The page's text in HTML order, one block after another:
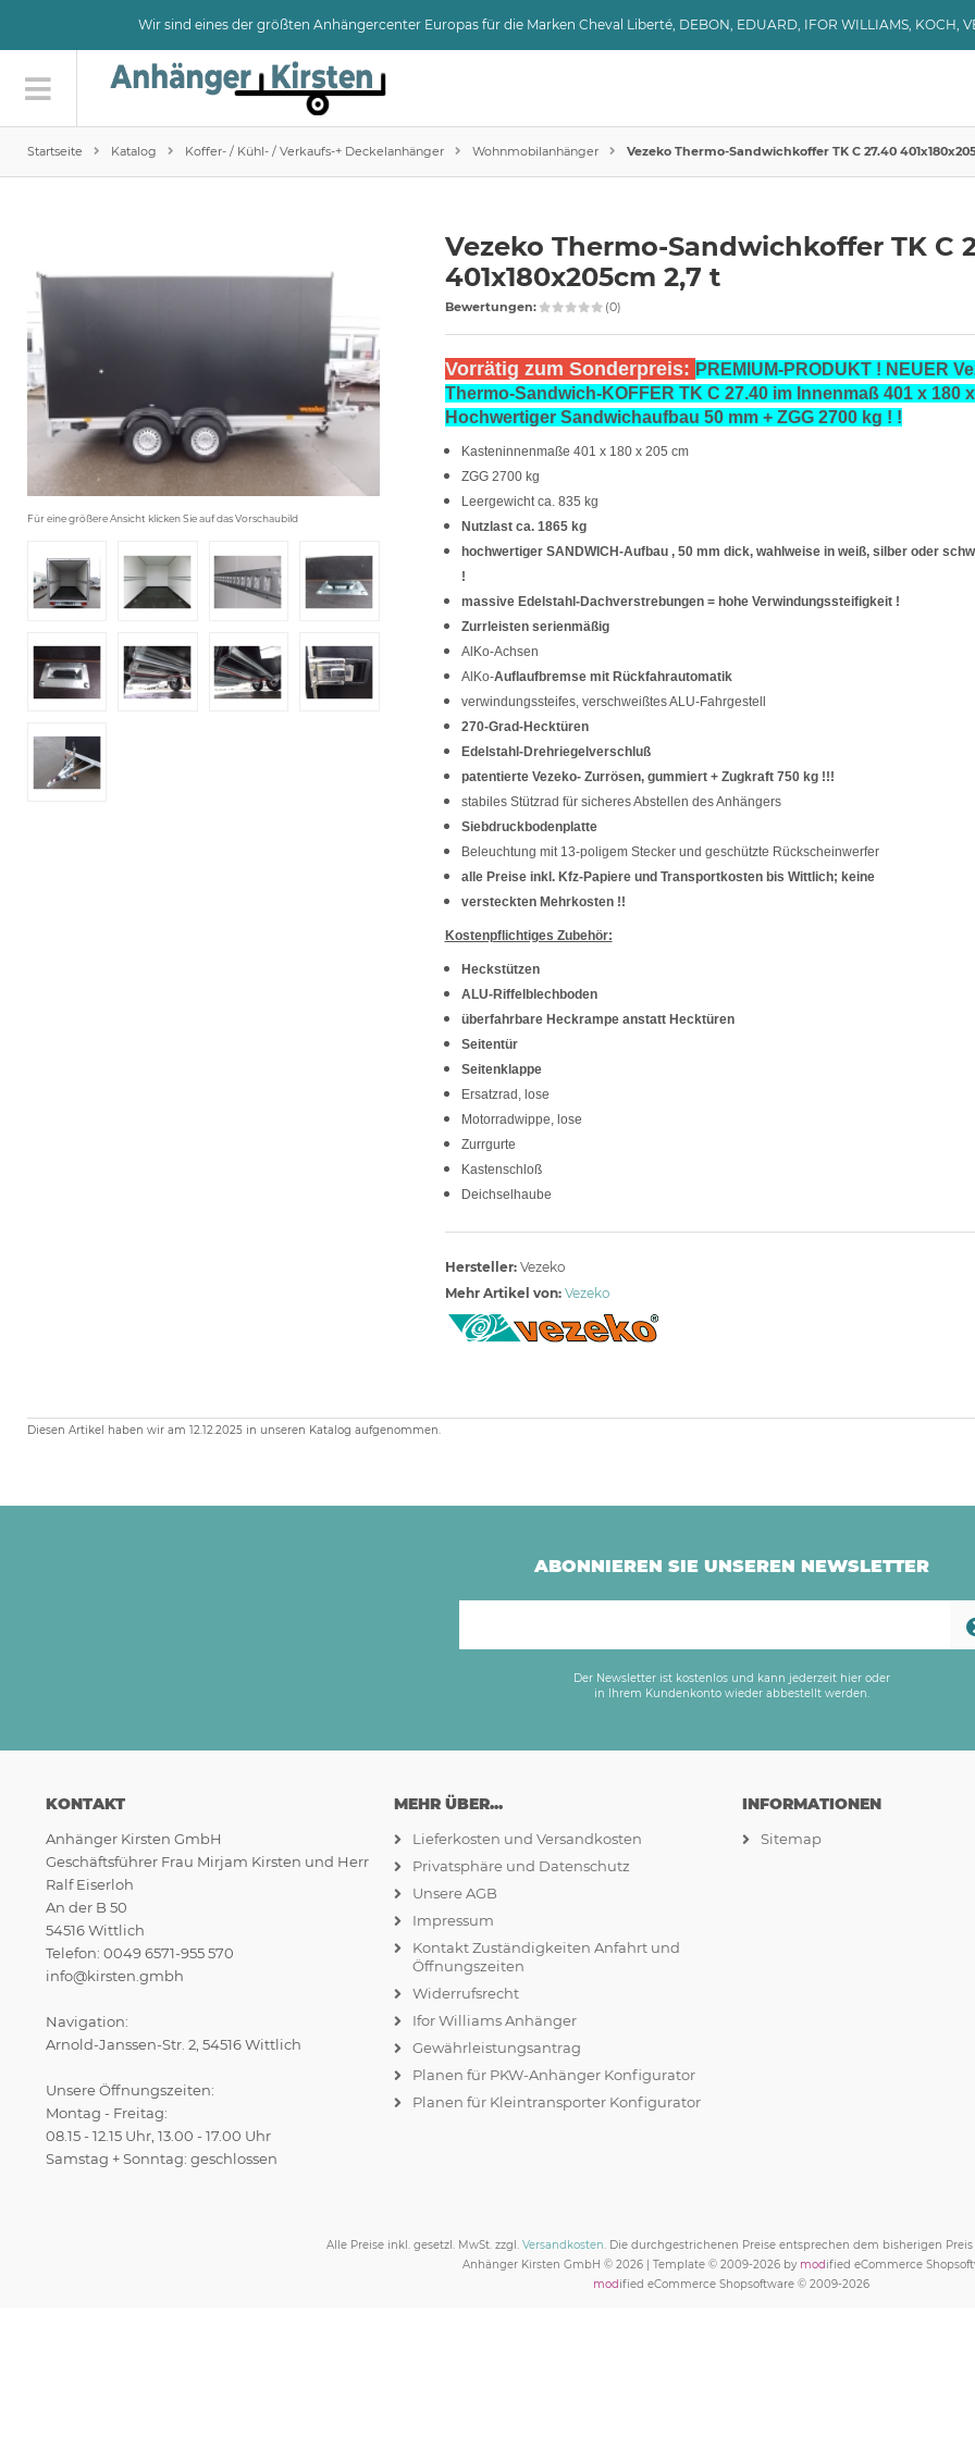
Wir sind eines der größten Anhängercenter Europas für die Marken Cheval Liberté, DEBON, EDUARD, IFOR WILLIAMS, KOCH,
Startseite Katalog Koffer- / Kühl- / Verkaufs-+ Deckelanhänger Wohnmobilanhänger Vezeko Thermo-Sandwichkoffer TK C 27.40
Für eine größere Ansicht klicken Sie auf das Vorschaubild
Vezeko Thermo-Sandwichkoffer TK C
401x180x205cm 2,7 t
Bewertungen: (0)
Vorrätig zum Sonderpreis: PREMIUM-PRODUKT ! NEUER
Thermo-Sandwich-KOFFER TK C 27.40 im Innenmaß 401 x 180
Hochwertiger Sandwichaufbau 50 mm + ZGG 2700 kg ! !
Kasteninnenmaße 401 x 180 x 205 cm
ZGG 2700 kg
Leergewicht ca. 835 kg
Nutzlast ca. 1865 kg
hochwertiger SANDWICH-Aufbau , 50 mm dick, wahlweise in weiß, silber oder
!
massive Edelstahl-Dachverstrebungen = hohe Verwindungssteifigkeit !
Zurrleisten serienmäßig
AlKo-Achsen
AlKo-Auflaufbremse mit Rückfahrautomatik
verwindungssteifes, verschweißtes ALU-Fahrgestell
270-Grad-Hecktüren
Edelstahl-Drehriegelverschluß
patentierte Vezeko- Zurrösen, gummiert + Zugkraft 750 kg !!!
stabiles Stützrad für sicheres Abstellen des Anhängers
Siebdruckbodenplatte
Beleuchtung mit 13-poligem Stecker und geschützte Rückscheinwerfer
alle Preise inkl. Kfz-Papiere und Transportkosten bis Wittlich; keine
versteckten Mehrkosten !!
Kostenpflichtiges Zubehör:
Heckstützen
ALU-Riffelblechboden
überfahrbare Heckrampe anstatt Hecktüren
Seitentür
Seitenklappe
Ersatzrad, lose
Motorradwippe, lose
Zurrgurte
Kastenschloß
Deichselhaube
Hersteller: Vezeko
Mehr Artikel von: Vezeko
Diesen Artikel haben wir am 12.12.2025 in unseren Katalog aufgenommen.
ABONNIEREN SIE UNSEREN NEWSLETTER
Der Newsletter ist kostenlos und kann jederzeit hier oder
in Ihrem Kundenkonto wieder abbestellt werden.
KONTAKT
Anhänger Kirsten GmbH
Geschäftsführer Frau Mirjam Kirsten und Herr
Ralf Eiserloh
An der B 50
54516 Wittlich
Telefon: 0049 6571-955 570
info@kirsten.gmbh
Navigation:
Arnold-Janssen-Str. 2, 54516 Wittlich
Unsere Öffnungszeiten:
Montag - Freitag:
08.15 - 12.15 Uhr, 13.00 - 17.00 Uhr
Samstag + Sonntag: geschlossen
MEHR ÜBER...
Lieferkosten und Versandkosten
Privatsphäre und Datenschutz
Unsere AGB
Impressum
Kontakt Zuständigkeiten Anfahrt und
Öffnungszeiten
Widerrufsrecht
Ifor Williams Anhänger
Gewährleistungsantrag
Planen für PKW-Anhänger Konfigurator
Planen für Kleintransporter Konfigurator
INFORMATIONEN
Sitemap
Alle Preise inkl. gesetzl. MwSt. zzgl. Versandkosten. Die durchgestrichenen Preise entsprechen dem bisherigen
Anhänger Kirsten GmbH © 2026 | Template © 2009-2026 by modified eCommerce
modified eCommerce Shopsoftware © 2009-2026